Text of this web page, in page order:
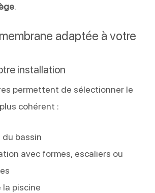
.
adaptée à votre
installation
permettent de sélectionner le
cohérent :
bassin
avec formes, escaliers ou
la piscine